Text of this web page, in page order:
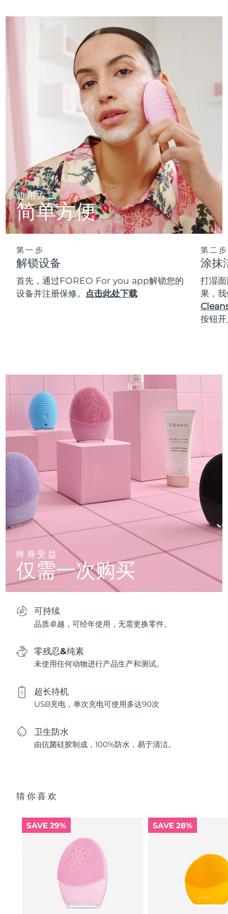
使用方法
简单方便
第一步
解锁设备
首先，通过FOREO For you app解锁您的
设备并注册保修。 点击此处下载
第二步
涂抹
打湿
果，
按钮
终身受益
仅需一次购买
可持续
品质卓越，可经年使用，无需更换零件。
零残忍&纯素
未使用任何动物进行产品生产和测试。
超长待机
USB充电，单次充电可使用多达90次
卫生防水
由抗菌硅胶制成，100%防水，易于清洁。
猜你喜欢
SAVE 29% SAVE 28%